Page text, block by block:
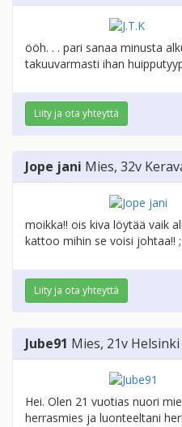
ööh. . . pari sanaa minusta
takuuvarmasti ihan
Liity ja ota yhteyttä
Jope jani Mies, 32v
moikka!! ois kiva löytää vaik
kattoo mihin se voisi johtaa!!
Liity ja ota yhteyttä
Jube91 Mies, 21v Helsinki
Hei. Olen 21 vuotias nuori
herrasmies ja luonteeltani